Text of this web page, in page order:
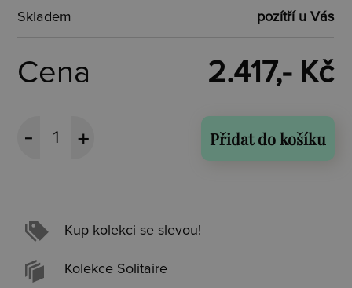
Skladem pozítří u Vás
Cena 2.417,- Kč
Přidat do košíku
Kup kolekci se slevou!
Kolekce Solitaire